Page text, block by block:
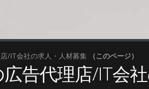
/IT会社の求人・人材募集 （このページ）
告代理店/IT会